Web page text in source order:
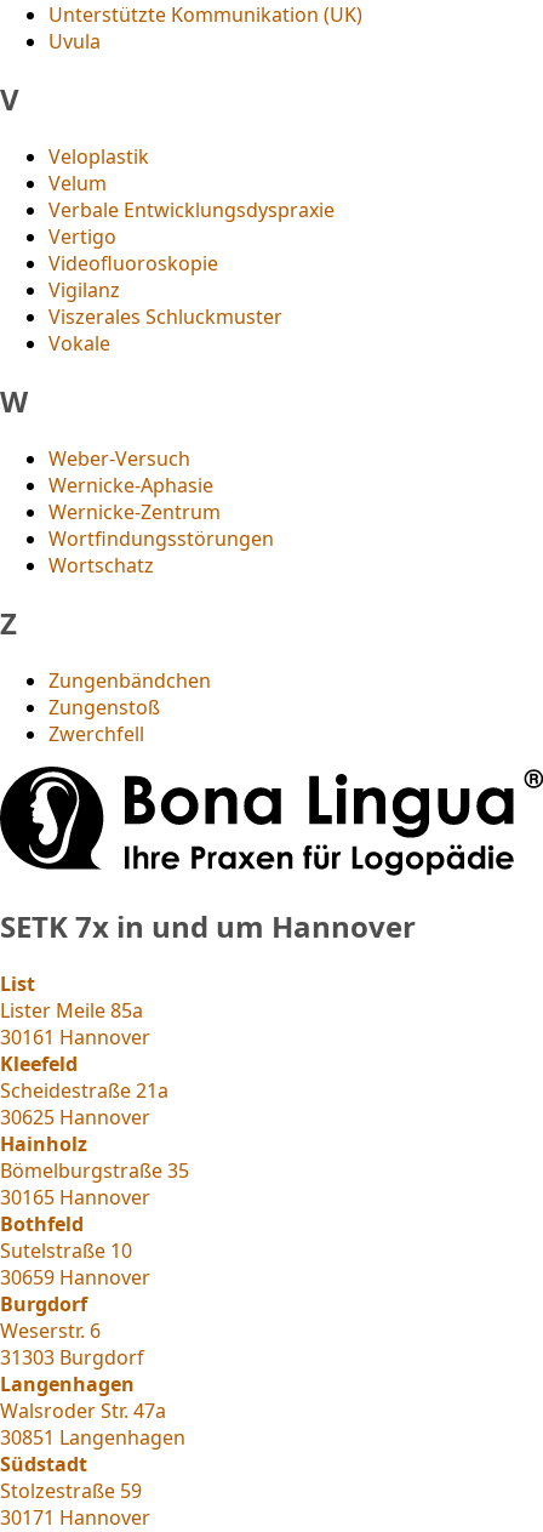
Unterstützte Kommunikation (UK)
Uvula
V
Veloplastik
Velum
Verbale Entwicklungsdyspraxie
Vertigo
Videofluoroskopie
Vigilanz
Viszerales Schluckmuster
Vokale
W
Weber-Versuch
Wernicke-Aphasie
Wernicke-Zentrum
Wortfindungsstörungen
Wortschatz
Z
Zungenbändchen
Zungenstoß
Zwerchfell
SETK7x in und um Hannover
List
Lister Meile 85a
30161 Hannover
Kleefeld
Scheidestraße 21a
30625 Hannover
Hainholz
Bömelburgstraße 35
30165 Hannover
Bothfeld
Sutelstraße 10
30659 Hannover
Burgdorf
Weserstr. 6
31303 Burgdorf
Langenhagen
Walsroder Str. 47a
30851 Langenhagen
Südstadt
Stolzestraße 59
30171 Hannover